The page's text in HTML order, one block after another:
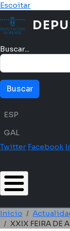
Ir o contido
Escoitar
Buscar...
Menú idioma
ESP
GAL
Twitter Facebook
Miga
Inicio
XXIX FEIRA DE